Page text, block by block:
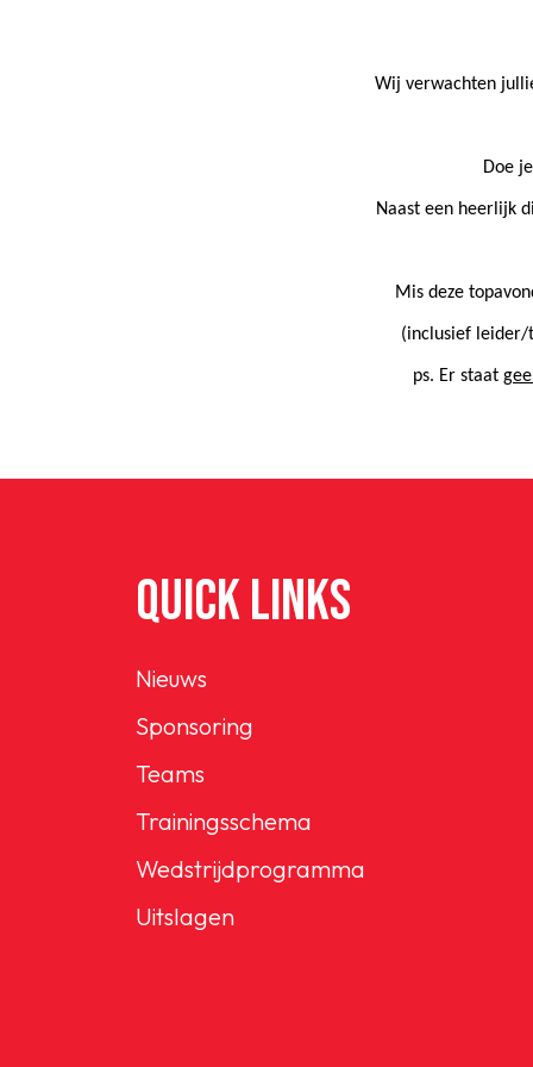
Wij verwachten
Doe
Naast een heerlijk
Mis deze
(inclusief leider/
ps. Er staat
QUICK LINKS
Nieuws
Sponsoring
Teams
Trainingsschema
Wedstrijdprogramma
Uitslagen